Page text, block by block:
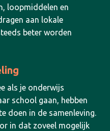
loopmiddelen en
aan lokale
beter worden
als je onderwijs
school gaan, hebben
doen in de samenleving.
in dat zoveel mogelijk